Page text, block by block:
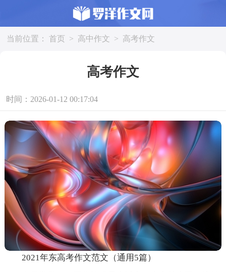
当前位置： 首页 > 高中作文 > 高考作文
高考作文
时间：2026-01-12 00:17:04
2021年东高考作文范文（通用5篇）